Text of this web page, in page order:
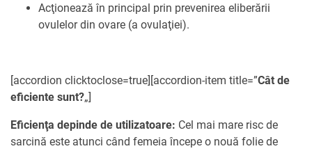
Acţionează în principal prin prevenirea eliberării
ovulelor din ovare (a ovulaţiei).
[accordion clicktoclose=true][accordion-item title=”Cât de
eficiente sunt?„]
Eficienţa depinde de utilizatoare: Cel mai mare risc de
sarcină este atunci când femeia începe o nouă folie de